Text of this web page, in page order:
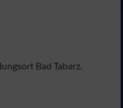
Bad Tabarz,